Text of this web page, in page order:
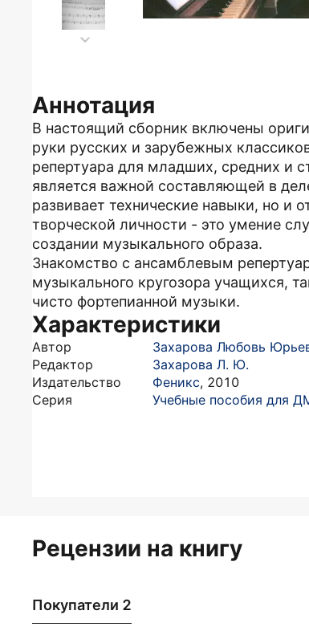
Аннотация
В настоящий сборник включены
руки русских и зарубежных
репертуара для младших, средних и
является важной составляющей в
развивает технические навыки, но
творческой личности - это умение
создании музыкального образа.
Знакомство с ансамблевым
музыкального кругозора учащихся,
чисто фортепианной музыки.
Характеристики
Автор
Захарова Любовь
Редактор
Захарова Л. Ю.
Издательство
Феникс, 2010
Серия
Учебные пособия для
Рецензии на книгу
Покупатели 2